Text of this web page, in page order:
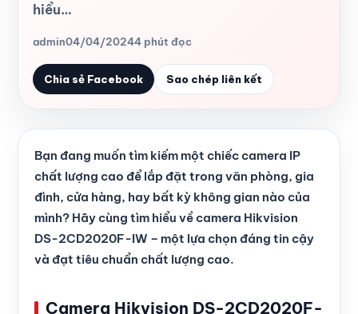
hiểu…
admin04/04/20244 phút đọc
Chia sẻ Facebook Sao chép liên kết
Bạn đang muốn tìm kiếm một chiếc camera IP
chất lượng cao để lắp đặt trong văn phòng, gia
đình, cửa hàng, hay bất kỳ không gian nào của
mình? Hãy cùng tìm hiểu về camera Hikvision
DS-2CD2020F-IW – một lựa chọn đáng tin cậy
và đạt tiêu chuẩn chất lượng cao.
Camera Hikvision DS-2CD2020F-